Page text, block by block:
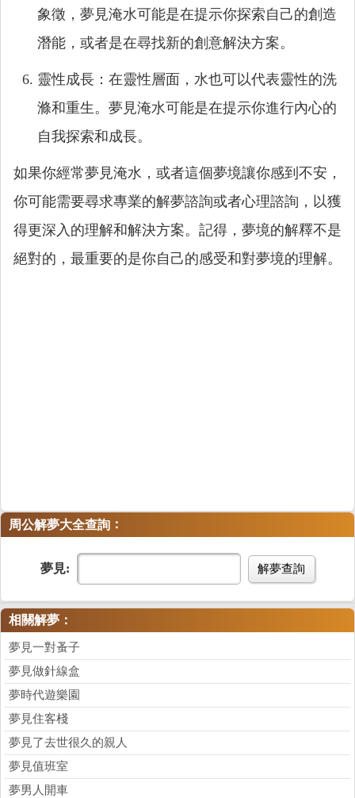
象徵，夢見淹水可能是在提示你探索自己的創造
潛能，或者是在尋找新的創意解決方案。
靈性成長：在靈性層面，水也可以代表靈性的洗
滌和重生。夢見淹水可能是在提示你進行內心的
自我探索和成長。
如果你經常夢見淹水，或者這個夢境讓你感到不安，
你可能需要尋求專業的解夢諮詢或者心理諮詢，以獲
得更深入的理解和解決方案。記得，夢境的解釋不是
絕對的，最重要的是你自己的感受和對夢境的理解。
周公解夢大全查詢 ：
夢見: 解夢查詢
相關解夢：
夢見一對蚤子
夢見做針線盒
夢時代遊樂園
夢見住客棧
夢見了去世很久的親人
夢見值班室
夢男人開車